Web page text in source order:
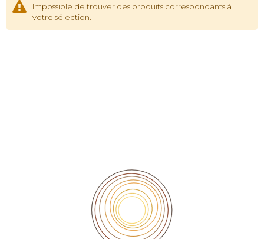
Impossible de trouver des produits correspondants à
votre sélection.